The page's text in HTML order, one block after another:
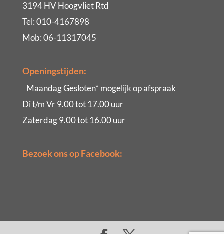
3194 HV Hoogvliet Rtd
Tel: 010-4167898
Mob: 06-11317045
Openingstijden:
Maandag Gesloten* mogelijk op afspraak
Di t/m Vr 9.00 tot 17.00 uur
Zaterdag 9.00 tot 16.00 uur
Bezoek ons op Facebook: